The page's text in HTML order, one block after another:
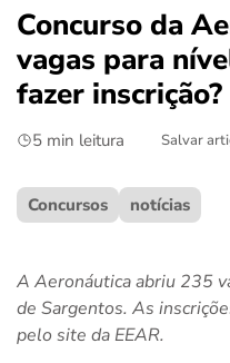
crédito fácil
últimas notícias
Concurso da
vagas para
fazer inscrição?
5 min leitura Salvar
Concursos notícias
A Aeronáutica abriu 235
de Sargentos. As
pelo site da EEAR.